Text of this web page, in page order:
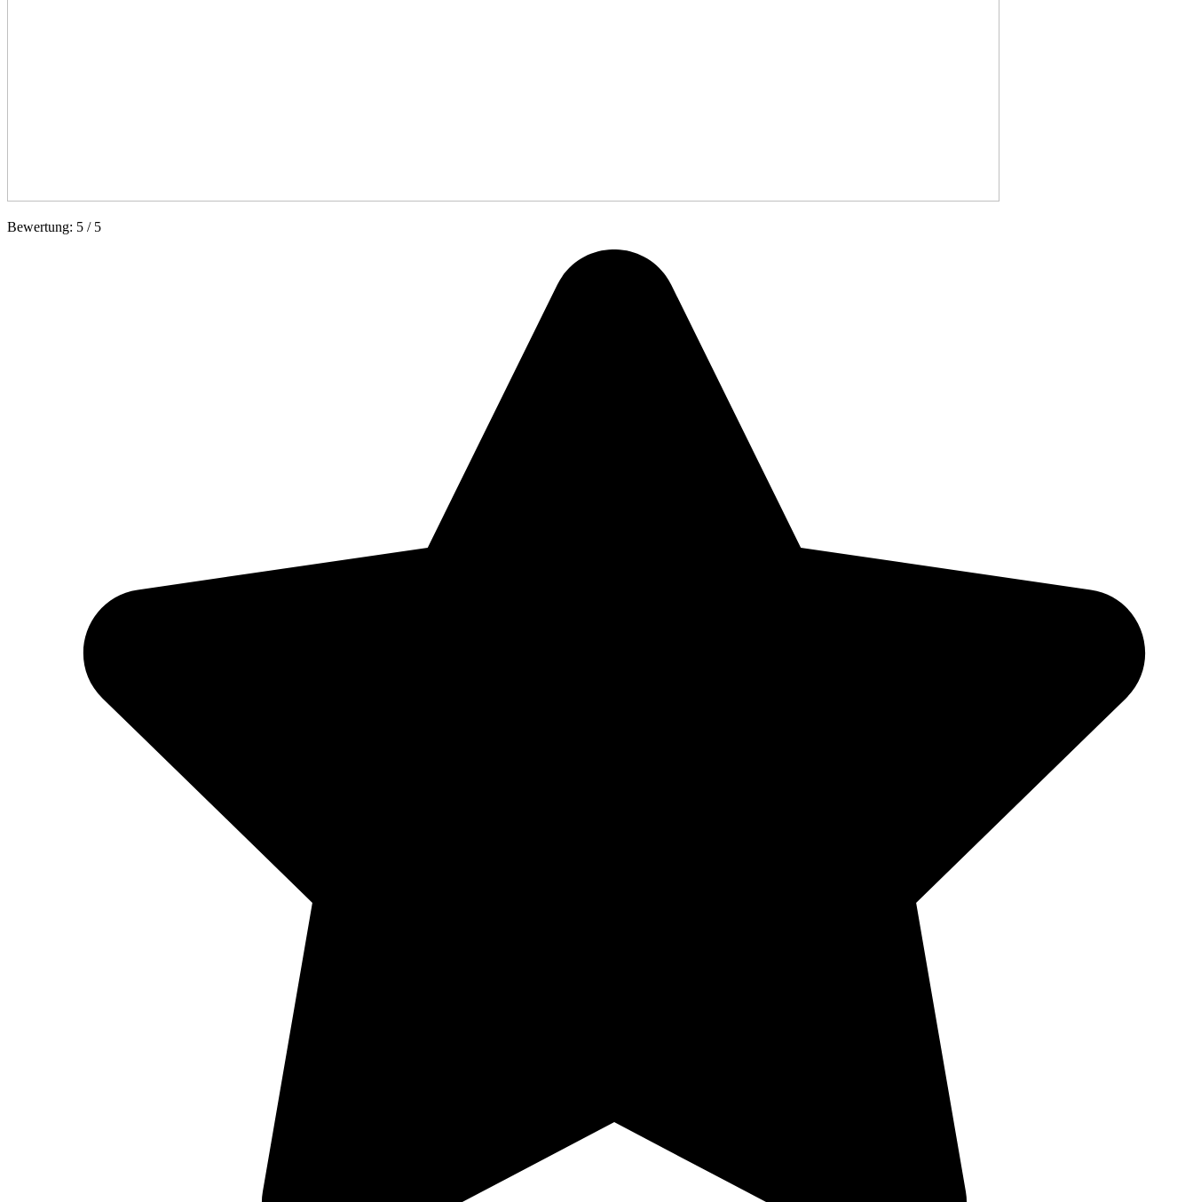
Bewertung: 5 / 5